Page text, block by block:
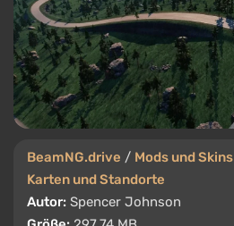
BeamNG.drive / Mods und Skins
Karten und Standorte
Autor: Spencer Johnson